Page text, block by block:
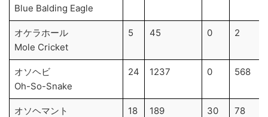
Blue Balding Eagle
オケラホール
Mole Cricket
5 45 0 2
オソヘビ
Oh-So-Snake
24 1237 0 568
オソヘマント
18 189 30 78